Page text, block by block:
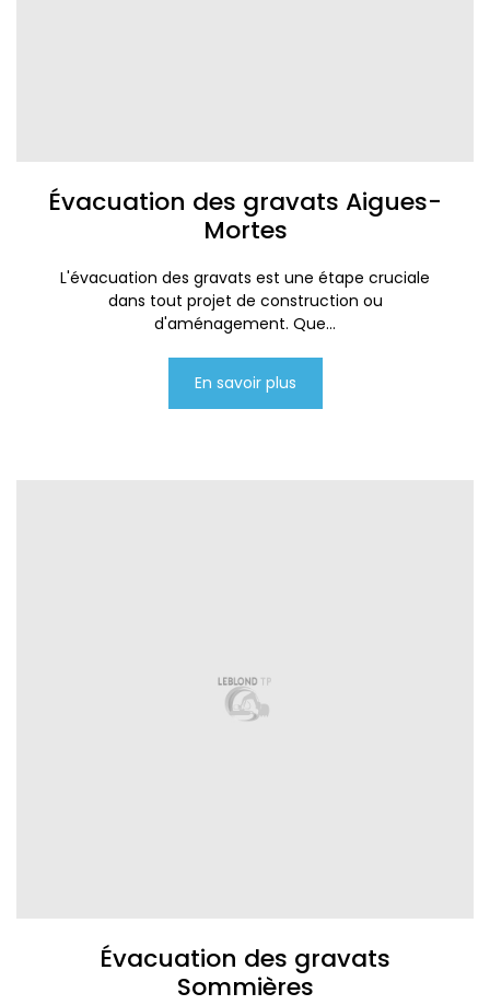
Évacuation des gravats Aigues-
Mortes
L'évacuation des gravats est une étape cruciale
dans tout projet de construction ou
d'aménagement. Que...
En savoir plus
Évacuation des gravats
Sommières